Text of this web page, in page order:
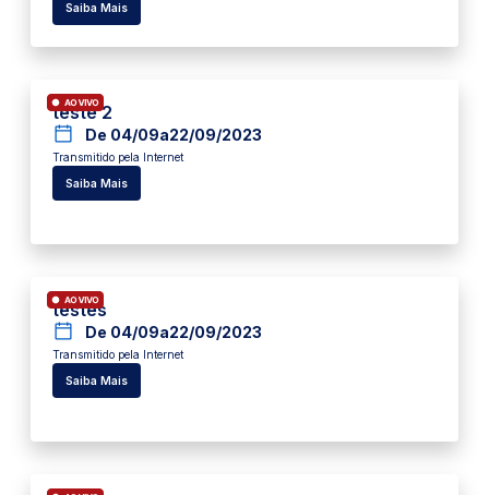
Saiba Mais
teste 2
De 04/09a22/09/2023
Transmitido pela Internet
Saiba Mais
testes
De 04/09a22/09/2023
Transmitido pela Internet
Saiba Mais